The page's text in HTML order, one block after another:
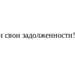
свои задолженности!